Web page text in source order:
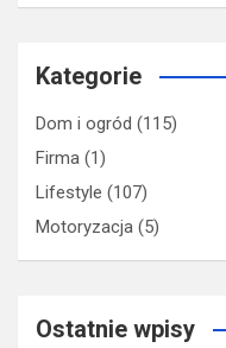
Kategorie
Dom i ogród (115)
Firma (1)
Lifestyle (107)
Motoryzacja (5)
Ostatnie wpisy